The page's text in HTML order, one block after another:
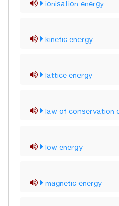
ionisation energy
kinetic energy
lattice energy
law of conservation
low energy
magnetic energy